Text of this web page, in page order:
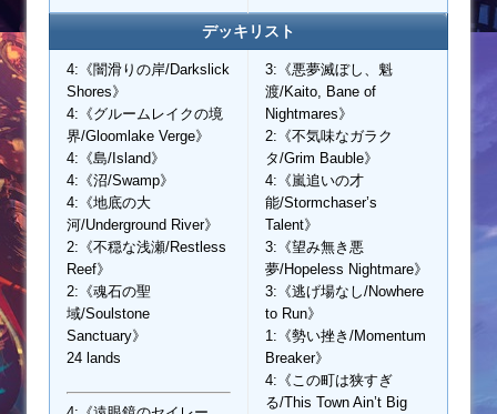
デッキリスト
4:《闇滑りの岸/Darkslick
Shores》
4:《グルームレイクの境
界/Gloomlake Verge》
4:《島/Island》
4:《沼/Swamp》
4:《地底の大
河/Underground River》
2:《不穏な浅瀬/Restless
Reef》
2:《魂石の聖
域/Soulstone
Sanctuary》
24 lands
3:《悪夢滅ぼし、魁
渡/Kaito, Bane of
Nightmares》
2:《不気味なガラク
タ/Grim Bauble》
4:《嵐追いの才
能/Stormchaser’s
Talent》
3:《望み無き悪
夢/Hopeless Nightmare》
3:《逃げ場なし/Nowhere
to Run》
1:《勢い挫き/Momentum
Breaker》
4:《この町は狭すぎ
る/This Town Ain’t Big